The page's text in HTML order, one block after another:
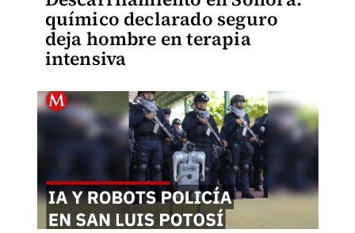
químico declarado seguro
deja hombre en terapia
intensiva